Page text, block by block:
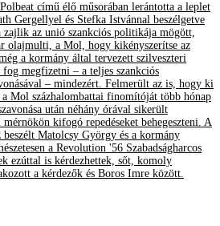
című élő műsorában lerántotta a leplet
Gergellyel és Stefka Istvánnal beszélgetve
zajlik az unió szankciós politikája mögött,
olajmulti, a Mol, hogy kikényszerítse az
a kormány által tervezett szilveszteri
megfizetni – a teljes szankciós
– mindezért. Felmerült az is, hogy ki
a Mol százhalombattai finomítóját több hónap
után néhány órával sikerült
kifogó repedéseket behegeszteni. A
beszélt Matolcsy György és a kormány
a Revolution '56 Szabadságharcos
ezúttal is kérdezhettek, sőt, komoly
a kérdezők és Boros Imre között.